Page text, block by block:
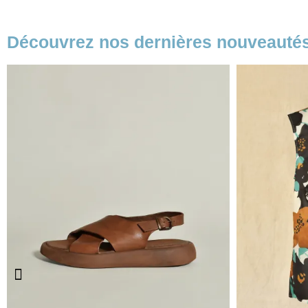
Découvrez nos dernières